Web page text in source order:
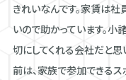
きれいなんです。家賃は
いので助かっています。
切にしてくれる会社だと思
前は、家族で参加できる